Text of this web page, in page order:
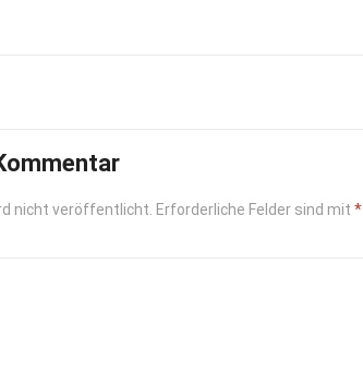
nicht veröffentlicht. Erforderliche Felder sind mit *